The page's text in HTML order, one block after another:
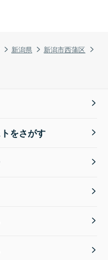
新潟県
新潟市西蒲区
をさがす